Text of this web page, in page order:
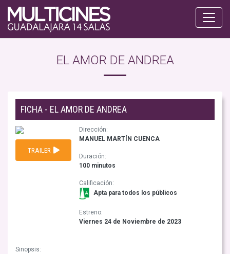
EL AMOR DE ANDREA
FICHA - EL AMOR DE ANDREA
TRAILER
Dirección:
MANUEL MARTÍN CUENCA
Duración:
100 minutos
Calificación:
Apta para todos los públicos
Estreno:
Viernes 24 de Noviembre de 2023
Sinopsis: